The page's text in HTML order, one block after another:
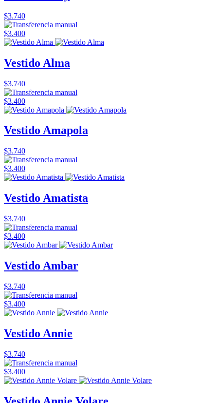
$3.740
$3.400
Vestido Alma
$3.740
$3.400
Vestido Amapola
$3.740
$3.400
Vestido Amatista
$3.740
$3.400
Vestido Ambar
$3.740
$3.400
Vestido Annie
$3.740
$3.400